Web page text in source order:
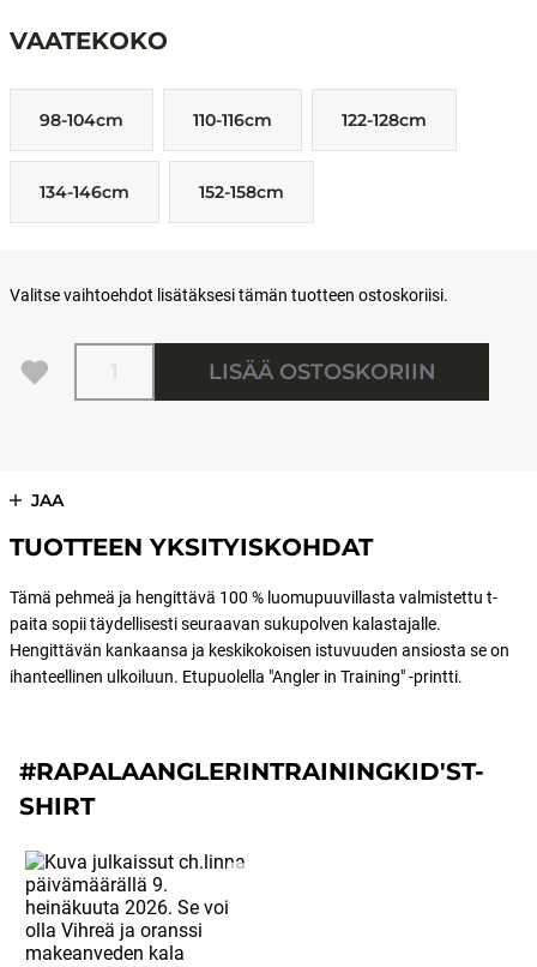
VAATEKOKO
98-104cm 110-116cm 122-128cm
134-146cm 152-158cm
Valitse vaihtoehdot lisätäksesi tämän tuotteen ostoskoriisi.
Määrä
LISÄÄ OSTOSKORIIN
JAA
TUOTTEEN YKSITYISKOHDAT
Tämä pehmeä ja hengittävä 100 % luomupuuvillasta valmistettu t-
paita sopii täydellisesti seuraavan sukupolven kalastajalle.
Hengittävän kankaansa ja keskikokoisen istuvuuden ansiosta se on
ihanteellinen ulkoiluun. Etupuolella "Angler in Training" -printti.
#RAPALAANGLERINTRAININGKID'ST-
SHIRT